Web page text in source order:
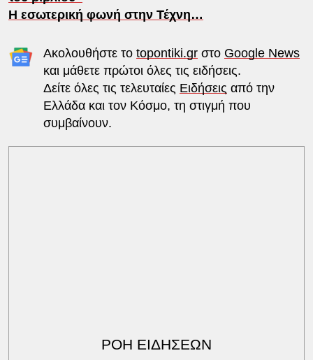
Η εσωτερική φωνή στην Τέχνη…
Ακολουθήστε το topontiki.grστο Google News
και μάθετε πρώτοι όλες τις ειδήσεις.
Δείτε όλες τις τελευταίες Ειδήσεις από την
Ελλάδα και τον Κόσμο, τη στιγμή που
συμβαίνουν.
ΡΟΗ ΕΙΔΗΣΕΩΝ